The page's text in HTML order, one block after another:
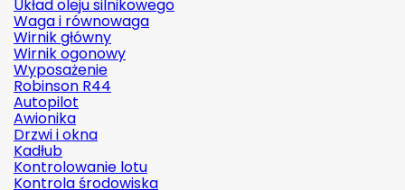
Układ oleju silnikowego
Waga i równowaga
Wirnik główny
Wirnik ogonowy
Wyposażenie
Robinson R44
Autopilot
Awionika
Drzwi i okna
Kadłub
Kontrolowanie lotu
Kontrola środowiska